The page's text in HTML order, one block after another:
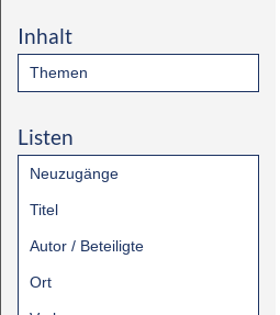
Inhalt
Themen
Listen
Neuzugänge
Titel
Autor / Beteiligte
Ort